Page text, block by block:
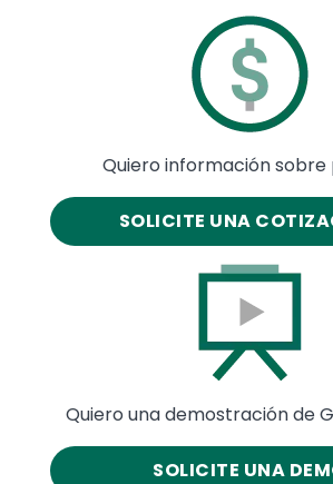
Quiero información sobre
SOLICITE UNA
Quiero una demostración de
SOLICITE UNA